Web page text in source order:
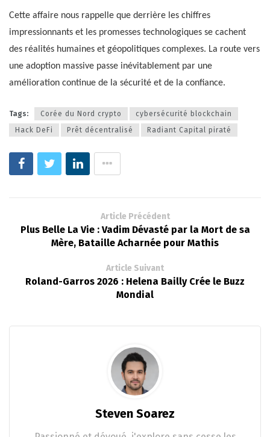
Cette affaire nous rappelle que derrière les chiffres
impressionnants et les promesses technologiques se cachent
des réalités humaines et géopolitiques complexes. La route vers
une adoption massive passe inévitablement par une
amélioration continue de la sécurité et de la confiance.
Tags: Corée du Nord crypto
cybersécurité blockchain
Hack DeFi
Prêt décentralisé Radiant Capital piraté
Article Précédent
Plus Belle La Vie : Vadim Dévasté par la Mort de sa
Mère, Bataille Acharnée pour Mathis
Article Suivant
Roland-Garros 2026 : Helena Bailly Crée le Buzz
Mondial
Steven Soarez